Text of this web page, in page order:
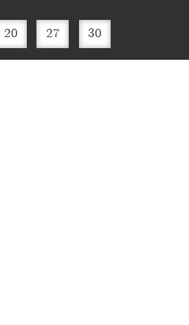
20 27 30